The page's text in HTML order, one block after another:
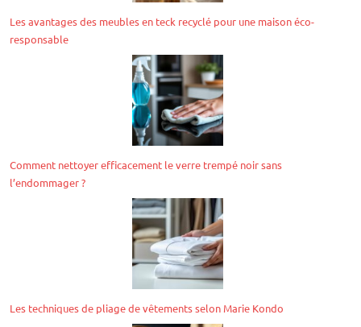
Les avantages des meubles en teck recyclé pour une maison éco-
responsable
Comment nettoyer efficacement le verre trempé noir sans
l’endommager ?
Les techniques de pliage de vêtements selon Marie Kondo